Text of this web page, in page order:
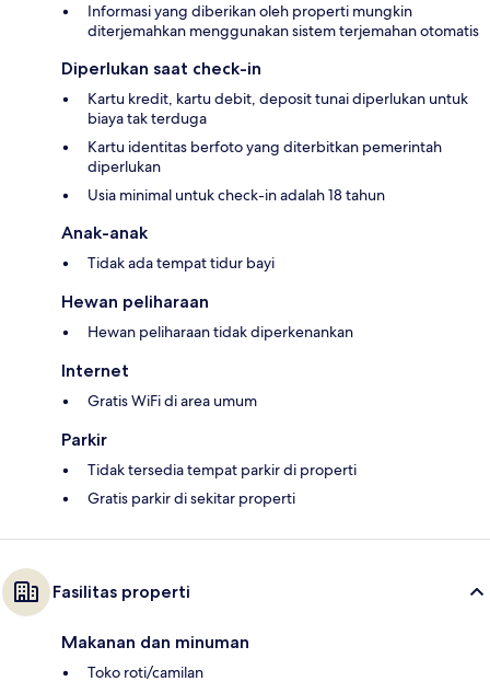
Informasi yang diberikan oleh properti mungkin
diterjemahkan menggunakan sistem terjemahan otomatis
Diperlukan saat check-in
Kartu kredit, kartu debit, deposit tunai diperlukan untuk
biaya tak terduga
Kartu identitas berfoto yang diterbitkan pemerintah
diperlukan
Usia minimal untuk check-in adalah 18 tahun
Anak-anak
Tidak ada tempat tidur bayi
Hewan peliharaan
Hewan peliharaan tidak diperkenankan
Internet
Gratis WiFi di area umum
Parkir
Tidak tersedia tempat parkir di properti
Gratis parkir di sekitar properti
Fasilitas properti
Makanan dan minuman
Toko roti/camilan